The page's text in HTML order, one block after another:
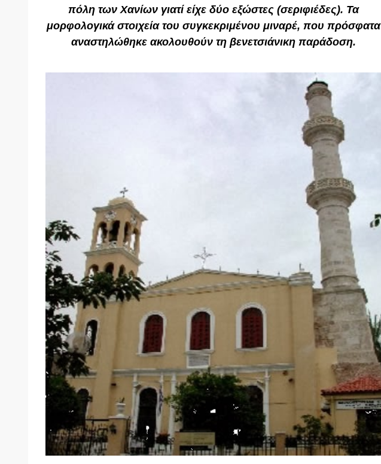
πόλη των Χανίων γιατί είχε δύο εξώστες (σεριφιέδες). Τα
μορφολογικά στοιχεία του συγκεκριμένου μιναρέ, που πρόσφατα
αναστηλώθηκε ακολουθούν τη βενετσιάνικη παράδοση.